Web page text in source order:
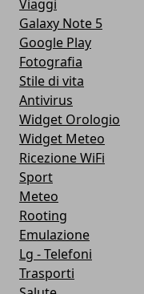
Viaggi
Galaxy Note 5
Google Play
Fotografia
Stile di vita
Antivirus
Widget Orologio
Widget Meteo
Ricezione WiFi
Sport
Meteo
Rooting
Emulazione
Lg - Telefoni
Trasporti